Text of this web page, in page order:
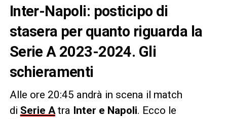
Inter-Napoli: posticipo di
stasera per quanto riguarda la
Serie A 2023-2024. Gli
schieramenti
Alle ore 20:45 andrà in scena il match
di Serie Atra Inter e Napoli. Ecco le